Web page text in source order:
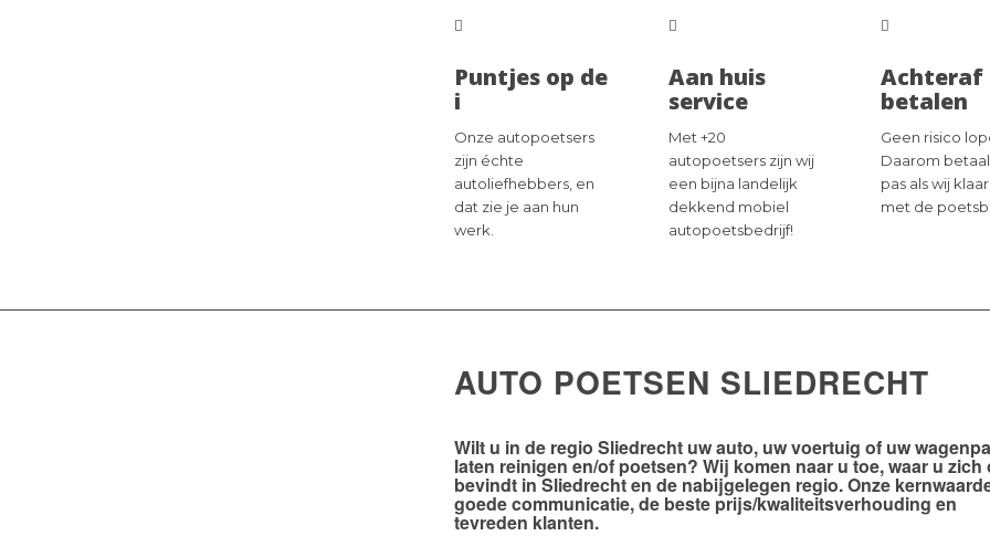
Puntjes op de
i
Onze autopoetsers
zijn échte
autoliefhebbers, en
dat zie je aan hun
werk.
Aan huis
service
Met +20
autopoetsers zijn wij
een bijna landelijk
dekkend mobiel
autopoetsbedrijf!
Achteraf
betalen
Geen risico
Daarom
pas als wij
met de
AUTO POETSEN SLIEDRECHT
Wilt u in de regio Sliedrecht uw auto, uw voertuig of uw
laten reinigen en/of poetsen? Wij komen naar u toe, waar u zich
bevindt in Sliedrecht en de nabijgelegen regio. Onze
goede communicatie, de beste prijs/kwaliteitsverhouding en
tevreden klanten.